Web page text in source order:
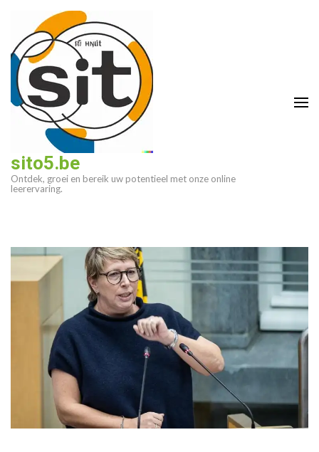
inhoud
(druk
enter)
sito5.be
Ontdek, groei en bereik uw potentieel met onze online
leerervaring.